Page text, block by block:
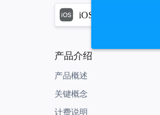
iOS
Android
iOS
macOS
Windows
产品介绍
产品概述
关键概念
计费说明